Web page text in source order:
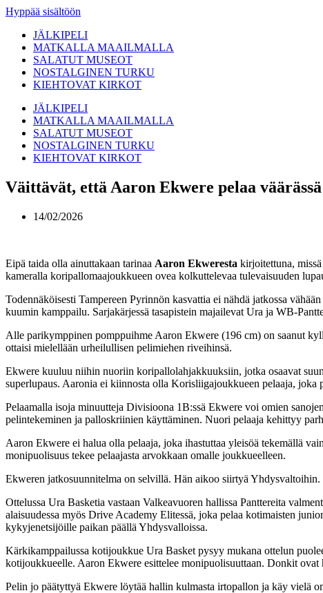
Hyppää sisältöön
JÄLKIPELI
MATKALLA MAAILMALLA
SALATUT MUSEOT
NOSTALGINEN TURKU
KIEHTOVAT KIRKOT
JÄLKIPELI
MATKALLA MAAILMALLA
SALATUT MUSEOT
NOSTALGINEN TURKU
KIEHTOVAT KIRKOT
Väittävät, että Aaron Ekwere pelaa
14/02/2026
Eipä taida olla ainuttakaan tarinaa Aaron Ekweresta kirjoitettuna,
kameralla koripallomaajoukkueen ovea kolkuttelevaa tulevaisuuden
Todennäköisesti Tampereen Pyrinnön kasvattia ei nähdä jatkossa
kuumin kamppailu. Sarjakärjessä tasapistein majailevat Ura ja WB-
Alle parikymppinen pomppuihme Aaron Ekwere (196 cm) on saanut
ottaisi mielellään urheilullisen pelimiehen riveihinsä.
Ekwere kuuluu niihin nuoriin koripallolahjakkuuksiin, jotka osaavat
superlupaus. Aaronia ei kiinnosta olla Korisliigajoukkueen pelaaja, joka
Pelaamalla isoja minuutteja Divisioona 1B:ssä Ekwere voi omien
pelintekeminen ja palloskriinien käyttäminen. Nuori pelaaja kehittyy
Aaron Ekwere ei halua olla pelaaja, joka ihastuttaa yleisöä tekemällä
monipuolisuus tekee pelaajasta arvokkaan omalle joukkueelleen.
Ekweren jatkosuunnitelma on selvillä. Hän aikoo siirtyä
Ottelussa Ura Basketia vastaan Valkeavuoren hallissa Panttereita
alaisuudessa myös Drive Academy Elitessä, joka pelaa kotimaisten
kykyjenetsijöille paikan päällä Yhdysvalloissa.
Kärkikamppailussa kotijoukkue Ura Basket pysyy mukana ottelun
kotijoukkueelle. Aaron Ekwere esittelee monipuolisuuttaan. Donkit
Pelin jo päätyttyä Ekwere löytää hallin kulmasta irtopallon ja käy vielä